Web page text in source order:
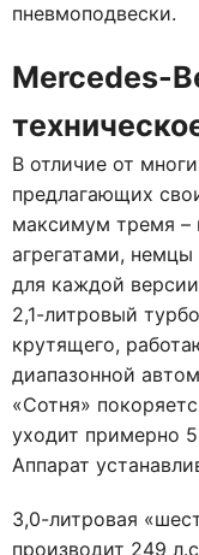
пневмоподвески.
Mercedes-
В отличие от
предлагающих
максимум тремя –
агрегатами,
для каждой
2,1-литровый
крутящего,
диапазонной
«Сотня»
уходит примерно
Аппарат
3,0-литровая
производит 249